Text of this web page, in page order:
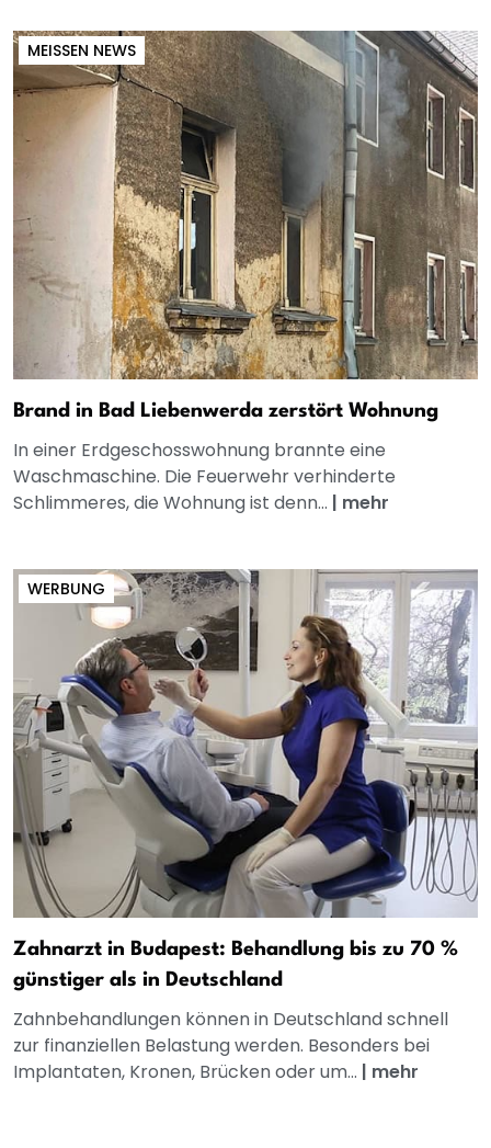
MEISSEN NEWS
Brand in Bad Liebenwerda zerstört Wohnung
In einer Erdgeschosswohnung brannte eine
Waschmaschine. Die Feuerwehr verhinderte
Schlimmeres, die Wohnung ist denn... | mehr
WERBUNG
Zahnarzt in Budapest: Behandlung bis zu 70 %
günstiger als in Deutschland
Zahnbehandlungen können in Deutschland schnell
zur finanziellen Belastung werden. Besonders bei
Implantaten, Kronen, Brücken oder um... | mehr